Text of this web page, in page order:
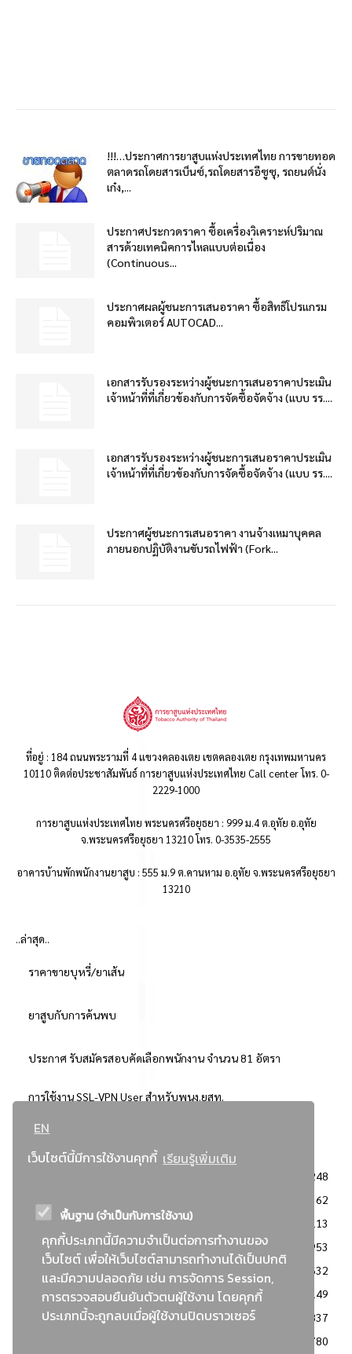
EN
เว็บไซต์นี้มีการใช้งานคุกกี้ เรียนรู้เพิ่มเติม
พื้นฐาน (จำเป็นกับการใช้งาน)
คุกกี้ประเภทนี้มีความจำเป็นต่อการทำงานของ
เว็บไซต์ เพื่อให้เว็บไซต์สามารถทำงานได้เป็นปกติ
และมีความปลอดภัย เช่น การจัดการ Session,
การตรวจสอบยืนยันตัวตนผู้ใช้งาน โดยคุกกี้
ประเภทนี้จะถูกลบเมื่อผู้ใช้งานปิดบราวเซอร์
!!!…ประกาศการยาสูบแห่งประเทศไทย การขายทอด
ตลาดรถโดยสารเบ็นซ์,รถโดยสารอีซูซุ, รถยนต์นั่ง
เก๋ง,...
ประกาศประกวดราคา ซื้อเครื่องวิเคราะห์ปริมาณ
สารด้วยเทคนิคการไหลแบบต่อเนื่อง
(Continuous...
ประกาศผลผู้ชนะการเสนอราคา ซื้อสิทธิโปรแกรม
คอมพิวเตอร์ AUTOCAD...
เอกสารรับรองระหว่างผู้ชนะการเสนอราคาประเมิน
เจ้าหน้าที่ที่เกี่ยวข้องกับการจัดซื้อจัดจ้าง (แบบ รร....
เอกสารรับรองระหว่างผู้ชนะการเสนอราคาประเมิน
เจ้าหน้าที่ที่เกี่ยวข้องกับการจัดซื้อจัดจ้าง (แบบ รร....
ประกาศผู้ชนะการเสนอราคา งานจ้างเหมาบุคคล
ภายนอกปฏิบัติงานขับรถไฟฟ้า (Fork...
ที่อยู่ : 184 ถนนพระรามที่ 4 แขวงคลองเตย เขตคลองเตย กรุงเทพมหานคร
10110 ติดต่อประชาสัมพันธ์ การยาสูบแห่งประเทศไทย Call center โทร. 0-
2229-1000
การยาสูบแห่งประเทศไทย พระนครศรีอยุธยา : 999 ม.4 ต.อุทัย อ.อุทัย
จ.พระนครศรีอยุธยา 13210 โทร. 0-3535-2555
อาคารบ้านพักพนักงานยาสูบ : 555 ม.9 ต.คานหาม อ.อุทัย จ.พระนครศรีอยุธยา
13210
..ล่าสุด..
ราคาขายบุหรี่/ยาเส้น
ยาสูบกับการค้นพบ
ประกาศ รับสมัครสอบคัดเลือกพนักงาน จำนวน 81 อัตรา
การใช้งาน SSL-VPN User สำหรับพนง.ยสท.
..ยอดนิยม..
3248
2362
: วิธีเฉพาะเจาะจง
2113
ข่าวสาร/ประกาศ
1953
: เอกสารส่งเสริมความโปร่งใสในการจัดซื้อจัดจ้าง
1632
ข่าวสารจัดซื้อจัดจ้าง
1149
: แผนการจัดซื้อจัดจ้าง
837
780